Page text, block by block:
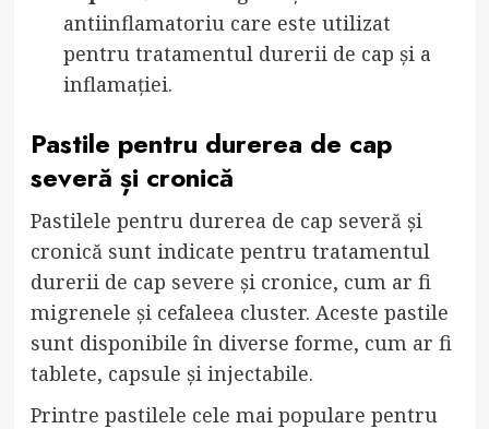
antiinflamatoriu care este utilizat
pentru tratamentul durerii de cap și a
inflamației.
Pastile pentru durerea de cap
severă și cronică
Pastilele pentru durerea de cap severă și
cronică sunt indicate pentru tratamentul
durerii de cap severe și cronice, cum ar fi
migrenele și cefaleea cluster. Aceste pastile
sunt disponibile în diverse forme, cum ar fi
tablete, capsule și injectabile.
Printre pastilele cele mai populare pentru